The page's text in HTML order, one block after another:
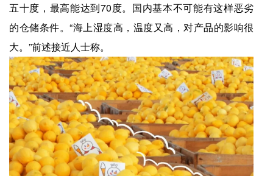
五十度，最高能达到70度。国内基本不可能有这样恶劣
的仓储条件。“海上湿度高，温度又高，对产品的影响很
大。”前述接近人士称。